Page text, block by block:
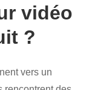
vidéo
?
vers un